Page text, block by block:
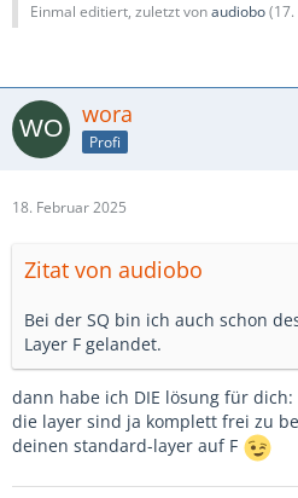
Einmal editiert, zuletzt vonaudiobo(
wora
Profi
18. Februar 2025
Zitat von audiobo
Bei der SQ bin ich auch schon
Layer F gelandet.
dann habe ich DIE lösung für dich:
die layer sind ja komplett frei zu
deinen standard-layer auf F